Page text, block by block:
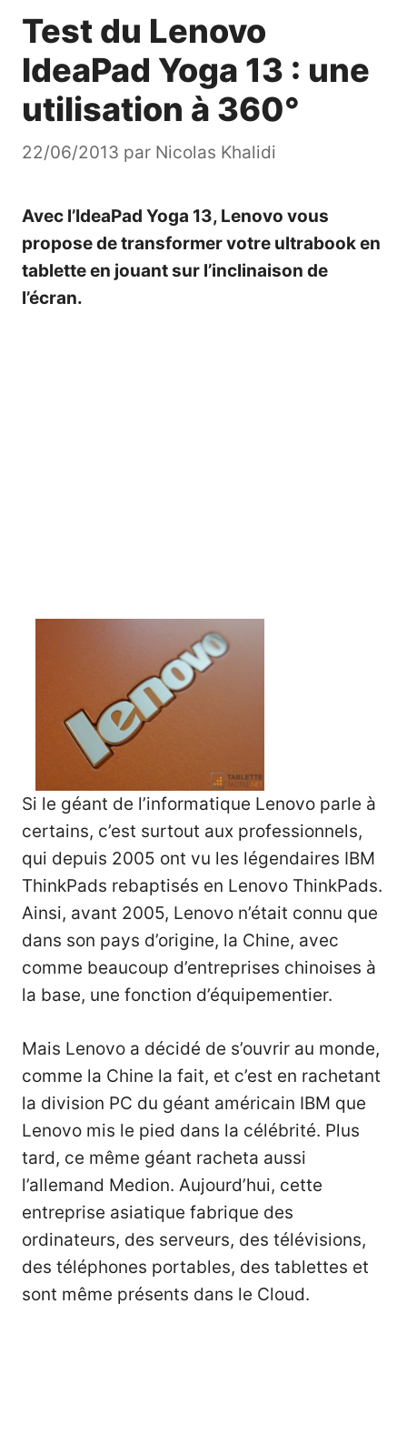
Test du Lenovo
IdeaPad Yoga 13 : une
utilisation à 360°
22/06/2013 par Nicolas Khalidi
Avec l’IdeaPad Yoga 13, Lenovo vous
propose de transformer votre ultrabook en
tablette en jouant sur l’inclinaison de
l’écran.
Si le géant de l’informatique Lenovo parle à
certains, c’est surtout aux professionnels,
qui depuis 2005 ont vu les légendaires IBM
ThinkPads rebaptisés en Lenovo ThinkPads.
Ainsi, avant 2005, Lenovo n’était connu que
dans son pays d’origine, la Chine, avec
comme beaucoup d’entreprises chinoises à
la base, une fonction d’équipementier.
Mais Lenovo a décidé de s’ouvrir au monde,
comme la Chine la fait, et c’est en rachetant
la division PC du géant américain IBM que
Lenovo mis le pied dans la célébrité. Plus
tard, ce même géant racheta aussi
l’allemand Medion. Aujourd’hui, cette
entreprise asiatique fabrique des
ordinateurs, des serveurs, des télévisions,
des téléphones portables, des tablettes et
sont même présents dans le Cloud.